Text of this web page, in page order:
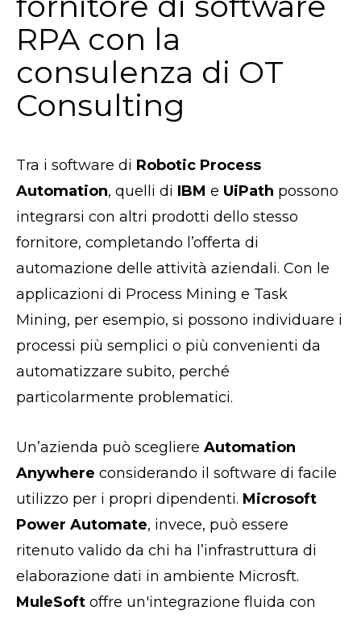
RPA con la
consulenza di OT
Consulting
Tra i software di Robotic Process
Automation, quelli di IBM e UiPath possono
integrarsi con altri prodotti dello stesso
fornitore, completando l’offerta di
automazione delle attività aziendali. Con le
applicazioni di Process Mining e Task
Mining, per esempio, si possono individuare i
processi più semplici o più convenienti da
automatizzare subito, perché
particolarmente problematici.
Un’azienda può scegliere Automation
Anywhere considerando il software di facile
utilizzo per i propri dipendenti. Microsoft
Power Automate, invece, può essere
ritenuto valido da chi ha l’infrastruttura di
elaborazione dati in ambiente Microsft.
MuleSoft offre un'integrazione fluida con